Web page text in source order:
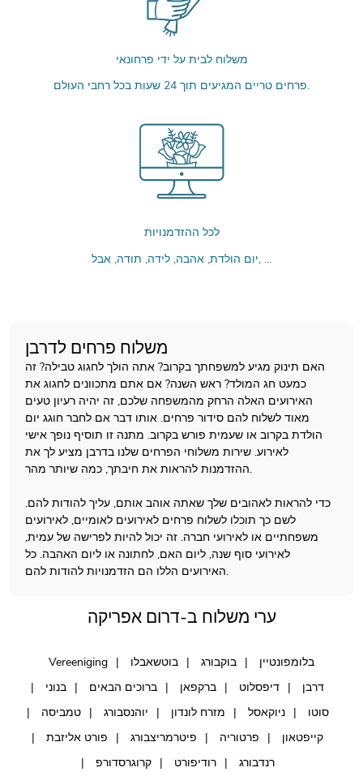
משלוח לבית על ידי פרחונאי
פרחים טריים המגיעים תוך 24 שעות בכל רחבי העולם.
לכל ההזדמנויות
יום הולדת, אהבה, לידה, תודה, אבל, ...
משלוח פרחים לדרבן
האם תינוק מגיע למשפחתך בקרוב? אתה הולך לחגוג טבילה? זה
כמעט חג המולד? ראש השנה? אם אתם מתכוונים לחגוג את
האירועים האלה הרחק מהמשפחה שלכם, זה יהיה רעיון טעים
מאוד לשלוח להם סידור פרחים. אותו דבר אם לחבר חוגג יום
הולדת בקרוב או שעמית פורש בקרוב. מתנה זו תוסיף נופך אישי
לאירוע. שירות משלוחי הפרחים שלנו בדרבן מציע לך את
ההזדמנות להראות את חיבתך, כמה שיותר מהר.
כדי להראות לאהובים שלך שאתה אוהב אותם, עליך להודות להם.
לשם כך תוכלו לשלוח פרחים לאירועים לאומיים, לאירועים
משפחתיים או לאירועי חברה. זה יכול להיות לפרישה של עמית,
לאירועי סוף שנה, ליום האם, לחתונה או ליום האהבה. כל
האירועים הללו הם הזדמנויות להודות להם.
ערי משלוח ב-דרום אפריקה
Vereeniging בוטשאבלו בוקבורג
בלומפונטיין
בנוני
ברוכים הבאים ברקפאן דיפסלוט
דרבן
טמביסה
יוהנסבורג מזרח לונדון ניוקאסל
סוטו
פורט אליזבת
פיטרמריצבורג פרטוריה
קייפטאון
קרוגרסדורפ
רודיפורט רנדבורג